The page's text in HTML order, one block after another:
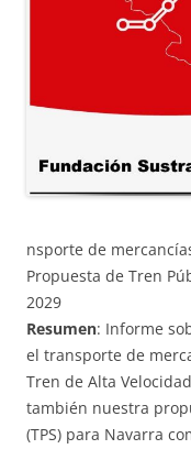
nsporte de
Propuesta de Tren
2029
Resumen: Informe
el transporte de
Tren de Alta
también nuestra
(TPS) para Navarra